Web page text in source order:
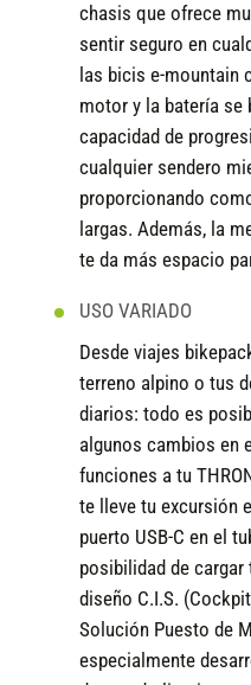
chasis que ofrece
sentir seguro en
las bicis e-mountain
motor y la batería se
capacidad de
cualquier sendero
proporcionando
largas. Además, la
te da más espacio
USO VARIADO
Desde viajes
terreno alpino o tus
diarios: todo es
algunos cambios en
funciones a tu
te lleve tu excursión
puerto USB-C en el
posibilidad de
diseño C.I.S.
Solución Puesto de
especialmente